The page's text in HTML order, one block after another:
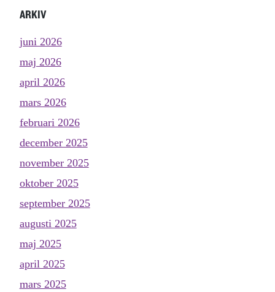
ARKIV
juni 2026
maj 2026
april 2026
mars 2026
februari 2026
december 2025
november 2025
oktober 2025
september 2025
augusti 2025
maj 2025
april 2025
mars 2025